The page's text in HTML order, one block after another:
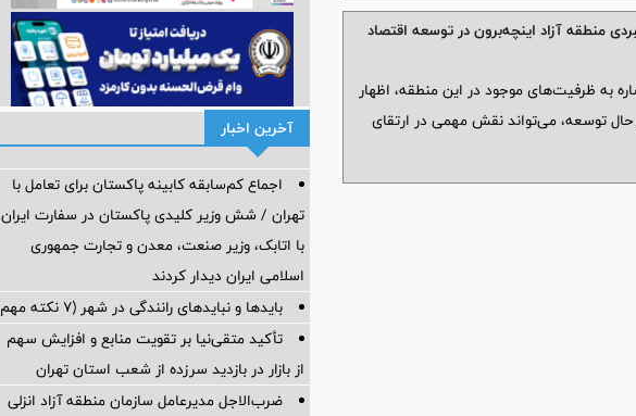
منطقه آزاد اینچه‌برون در توسعه اقتصاد
به ظرفیت‌های موجود در این منطقه، اظهار
توسعه، می‌تواند نقش مهمی در ارتقای
آخرین اخبار
اجماع کم‌سابقه کابینه پاکستان برای تعامل با
تهران / شش وزیر کلیدی پاکستان در سفارت ایران
با اتابک، وزیر صنعت، معدن و تجارت جمهوری
اسلامی ایران دیدار کردند
بایدها و نبایدهای رانندگی در شهر (۷ نکته مهم)
تأکید متقی‌نیا بر تقویت منابع و افزایش سهم
از بازار در بازدید سرزده از شعب استان تهران
ضرب‌الاجل مدیرعامل سازمان منطقه آزاد انزلی